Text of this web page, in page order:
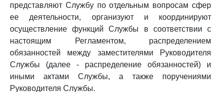
представляют Службу по отдельным вопросам сфер
ее деятельности, организуют и координируют
осуществление функций Службы в соответствии с
настоящим Регламентом, распределением
обязанностей между заместителями Руководителя
Службы (далее - распределение обязанностей) и
иными актами Службы, а также поручениями
Руководителя Службы.